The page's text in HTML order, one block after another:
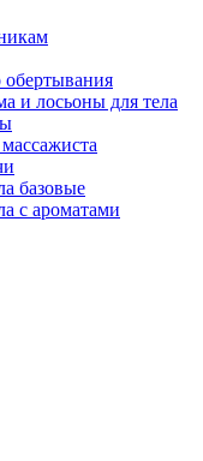
и лосьоны для тела
базовые
с ароматами